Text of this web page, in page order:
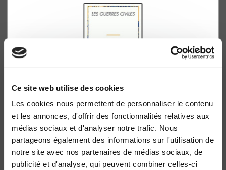
Ce site web utilise des cookies
Les cookies nous permettent de personnaliser le contenu
et les annonces, d'offrir des fonctionnalités relatives aux
médias sociaux et d'analyser notre trafic. Nous
partageons également des informations sur l'utilisation de
notre site avec nos partenaires de médias sociaux, de
publicité et d'analyse, qui peuvent combiner celles-ci
Les guerres civiles
Jean-Pierre Derriennic